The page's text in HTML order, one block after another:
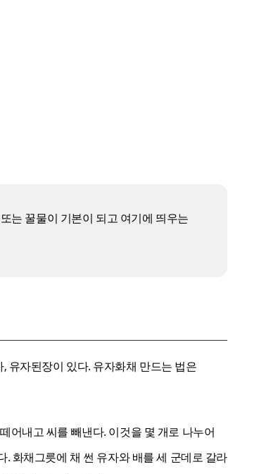
는 꿀물이 기본이 되고 여기에 띄우는
유자된장이 있다. 유자화채 만드는 법은
어내고 씨를 빼낸다. 이것을 몇 개로 나누어
화채그릇에 채 썬 유자와 배를 세 군데로 갈라